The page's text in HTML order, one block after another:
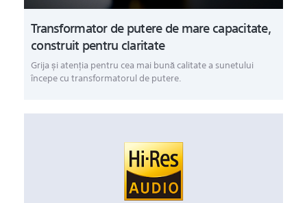
Transformator de putere de mare capacitate,
construit pentru claritate
Grija şi atenţia pentru cea mai bună calitate a sunetului
începe cu transformatorul de putere.